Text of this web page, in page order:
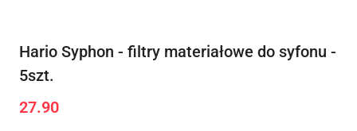
Hario Syphon - filtry materiałowe do syfonu -
5szt.
Cena:
27.90